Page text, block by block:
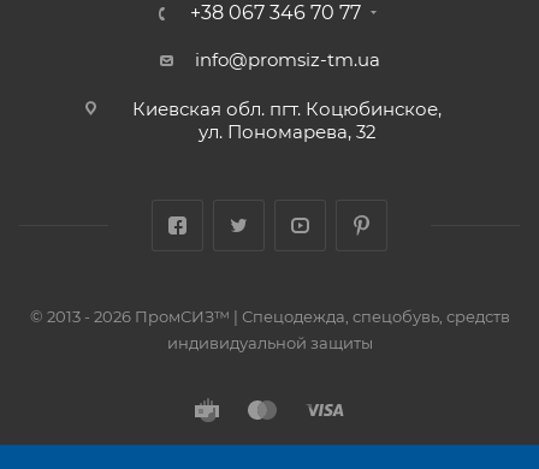
+38 067 346 70 77
info@promsiz-tm.ua
Киевская обл. пгт. Коцюбинское,
ул. Пономарева, 32
© 2013 - 2026 ПромСИЗ™ | Спецодежда, спецобувь, средств
индивидуальной защиты